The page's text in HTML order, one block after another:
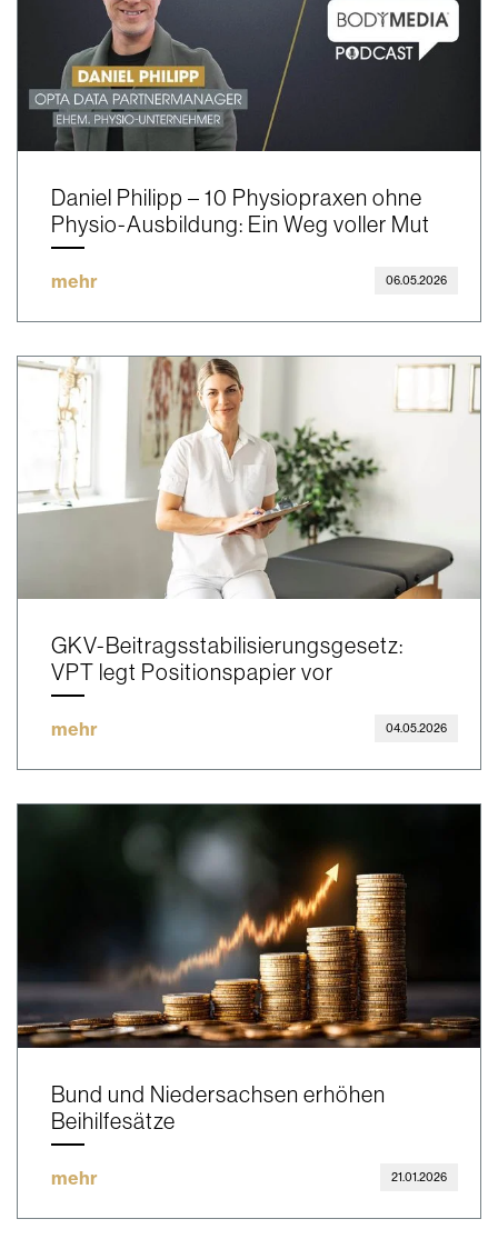
Daniel Philipp – 10 Physiopraxen ohne
Physio-Ausbildung: Ein Weg voller Mut
mehr 06.05.2026
GKV-Beitragsstabilisierungsgesetz:
VPT legt Positionspapier vor
mehr 04.05.2026
Bund und Niedersachsen erhöhen
Beihilfesätze
mehr 21.01.2026